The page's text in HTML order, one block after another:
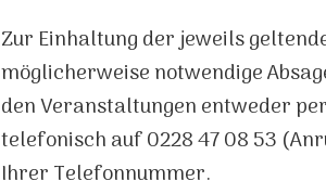
Zur Einhaltung der jeweils
möglicherweise notwendige
den Veranstaltungen entweder
telefonisch auf 0228 47 08 53
Ihrer Telefonnummer.